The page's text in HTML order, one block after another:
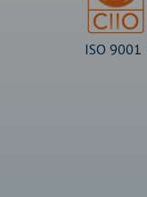
ISO 9001